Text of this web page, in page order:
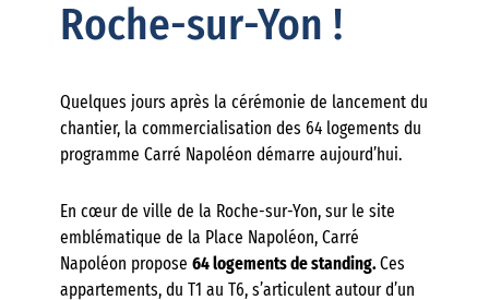
Roche-sur-Yon !
Quelques jours après la cérémonie de lancement du
chantier, la commercialisation des 64 logements du
programme Carré Napoléon démarre aujourd’hui.
En cœur de ville de la Roche-sur-Yon, sur le site
emblématique de la Place Napoléon, Carré
Napoléon propose 64 logements de standing. Ces
appartements, du T1 au T6, s’articulent autour d’un